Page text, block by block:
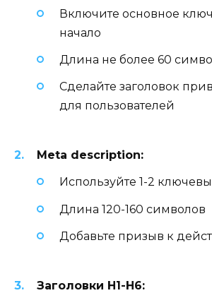
Включите основное
начало
Длина не более 60
Сделайте заголовок
для пользователей
Meta description:
Используйте 1-2
Длина 120-160 символов
Добавьте призыв к
Заголовки H1-H6: